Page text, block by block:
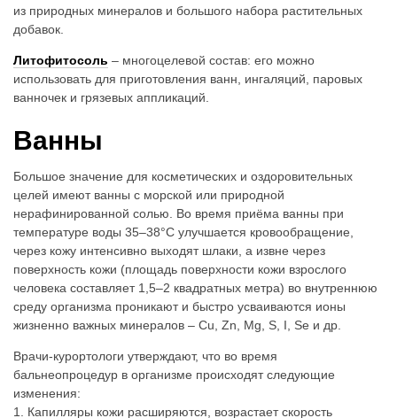
из природных минералов и большого набора растительных
добавок.
Литофитосоль – многоцелевой состав: его можно
использовать для приготовления ванн, ингаляций, паровых
ванночек и грязевых аппликаций.
Ванны
Большое значение для косметических и оздоровительных
целей имеют ванны с морской или природной
нерафинированной солью. Во время приёма ванны при
температуре воды 35–38°C улучшается кровообращение,
через кожу интенсивно выходят шлаки, а извне через
поверхность кожи (площадь поверхности кожи взрослого
человека составляет 1,5–2 квадратных метра) во внутреннюю
среду организма проникают и быстро усваиваются ионы
жизненно важных минералов – Cu, Zn, Mg, S, I, Se и др.
Врачи-курортологи утверждают, что во время
бальнеопроцедур в организме происходят следующие
изменения:
1. Капилляры кожи расширяются, возрастает скорость